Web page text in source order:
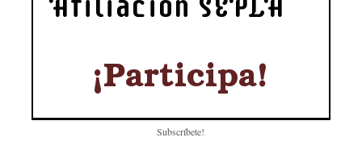
Subscríbete!